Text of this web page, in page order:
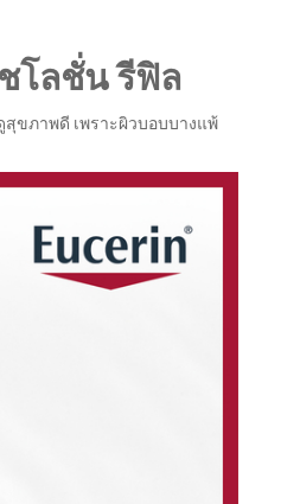
โลชั่น รีฟิล
ขภาพดี เพราะผิวบอบบางแพ้